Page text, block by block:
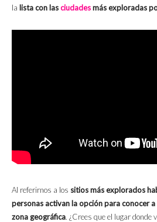
la lista con lasciudadesmás exploradas
Al referirnos a los sitios más explorados
personas activan la opción para conocer a
zona geográfica. ¿Crees que el lugar donde